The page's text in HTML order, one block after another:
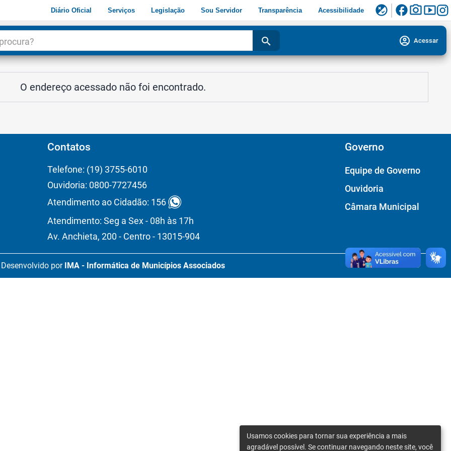
Diário Oficial Serviços Legislação Sou Servidor Transparência Acessibilidade flaky facebookphoto_camerasmart_display
search account_circle Acessar
O endereço acessado não foi encontrado.
Contatos
Telefone: (19) 3755-6010
Ouvidoria: 0800-7727456
Atendimento ao Cidadão: 156
Atendimento: Seg a Sex - 08h às 17h
Av. Anchieta, 200 - Centro - 13015-904
Governo
Equipe de Governo
Ouvidoria
Câmara Municipal
Desenvolvido por IMA - Informática de Municípios Associados
Usamos cookies para tornar sua experiência a mais
agradável possível. Se continuar navegando neste site, você